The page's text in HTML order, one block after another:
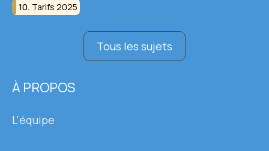
Tarifs 2025
Tous les sujets
À PROPOS
L'équipe